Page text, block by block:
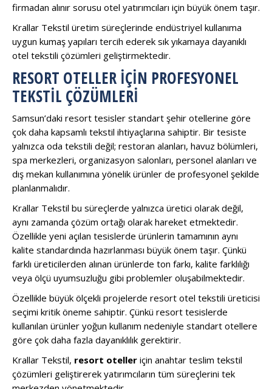
firmadan alınır sorusu otel yatırımcıları için büyük önem taşır.
Krallar Tekstil üretim süreçlerinde endüstriyel kullanıma
uygun kumaş yapıları tercih ederek sık yıkamaya dayanıklı
otel tekstili çözümleri geliştirmektedir.
RESORT OTELLER İÇIN PROFESYONEL
TEKSTIL ÇÖZÜMLERI
Samsun’daki resort tesisler standart şehir otellerine göre
çok daha kapsamlı tekstil ihtiyaçlarına sahiptir. Bir tesiste
yalnızca oda tekstili değil; restoran alanları, havuz bölümleri,
spa merkezleri, organizasyon salonları, personel alanları ve
dış mekan kullanımına yönelik ürünler de profesyonel şekilde
planlanmalıdır.
Krallar Tekstil bu süreçlerde yalnızca üretici olarak değil,
aynı zamanda çözüm ortağı olarak hareket etmektedir.
Özellikle yeni açılan tesislerde ürünlerin tamamının aynı
kalite standardında hazırlanması büyük önem taşır. Çünkü
farklı üreticilerden alınan ürünlerde ton farkı, kalite farklılığı
veya ölçü uyumsuzluğu gibi problemler oluşabilmektedir.
Özellikle büyük ölçekli projelerde resort otel tekstili üreticisi
seçimi kritik öneme sahiptir. Çünkü resort tesislerde
kullanılan ürünler yoğun kullanım nedeniyle standart otellere
göre çok daha fazla dayanıklılık gerektirir.
Krallar Tekstil, resort oteller için anahtar teslim tekstil
çözümleri geliştirerek yatırımcıların tüm süreçlerini tek